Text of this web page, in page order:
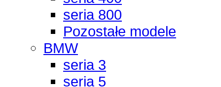
seria 800
Pozostałe modele
BMW
seria 3
seria 5